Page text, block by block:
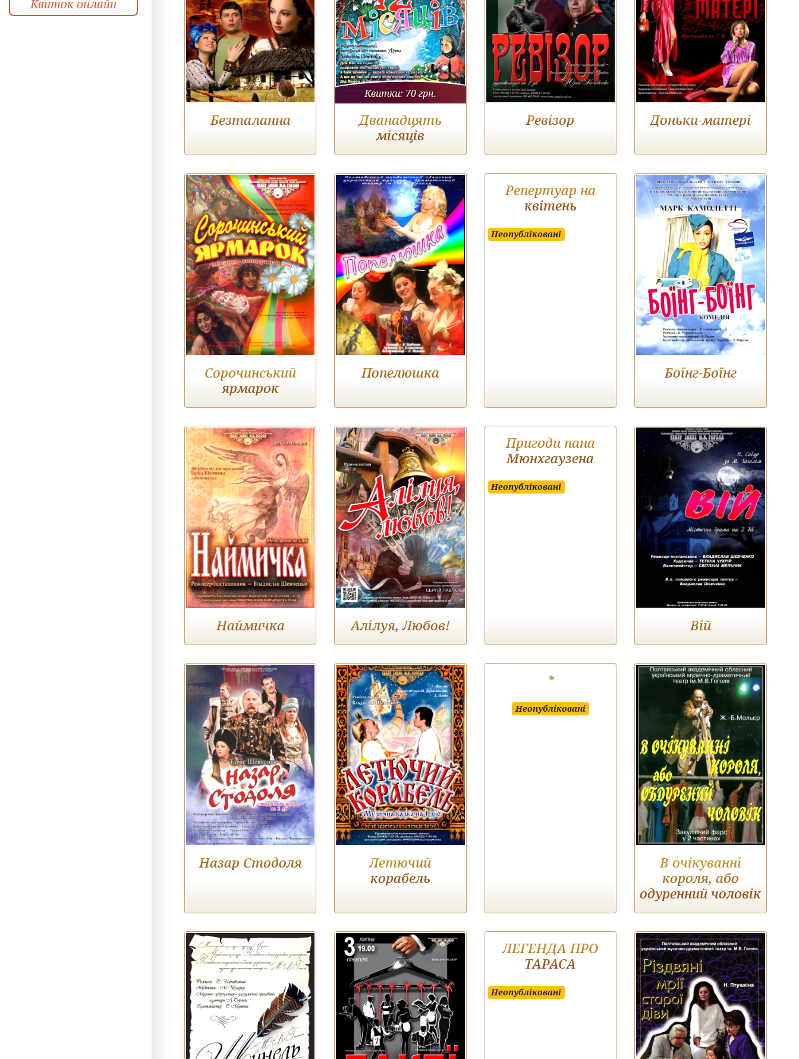
Квиток онлайн
Безталанна
Квитки: 70 грн.
Дванадцять
місяців
Ревізор Доньки-матері
Сорочинський
ярмарок
Попелюшка
Репертуар на
квітень
Неопубліковані
Боїнг-Боїнг
Наймичка Алілуя, Любов!
Пригоди пана
Мюнхгаузена
Неопубліковані
Вій
Назар Стодоля
Летючий
корабель
*
Неопубліковані
В очікуванні
короля, або
одуренний чоловік
ЛЕГЕНДА ПРО
ТАРАСА
Неопубліковані